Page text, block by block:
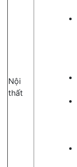
Nội
thất